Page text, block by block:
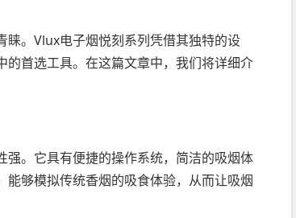
睐。Vlux电子烟悦刻系列凭借其独特的设
首选工具。在这篇文章中，我们将详细介
。它具有便捷的操作系统，简洁的吸烟体
够模拟传统香烟的吸食体验，从而让吸烟